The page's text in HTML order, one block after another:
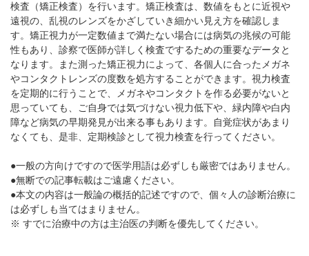
検査（矯正検査）を行います。矯正検査は、数値をもとに近視や
遠視の、乱視のレンズをかざしていき細かい見え方を確認しま
す。矯正視力が一定数値まで満たない場合には病気の兆候の可能
性もあり、診察で医師が詳しく検査でするための重要なデータと
なります。また測った矯正視力によって、各個人に合ったメガネ
やコンタクトレンズの度数を処方することができます。視力検査
を定期的に行うことで、メガネやコンタクトを作る必要がないと
思っていても、ご自身では気づけない視力低下や、緑内障や白内
障など病気の早期発見が出来る事もあります。自覚症状があまり
なくても、是非、定期検診として視力検査を行ってください。
●一般の方向けですので医学用語は必ずしも厳密ではありません。
●無断での記事転載はご遠慮ください。
●本文の内容は一般論の概括的記述ですので、個々人の診断治療に
は必ずしも当てはまりません。
※ すでに治療中の方は主治医の判断を優先してください。